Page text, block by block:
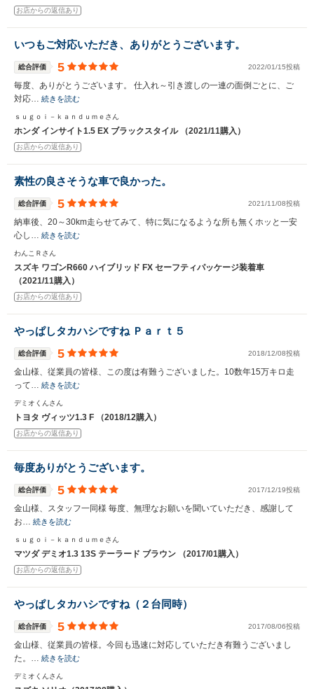
お店からの返信あり
いつもご対応いただき、ありがとうございます。
総合評価 5 2022/01/15投稿
毎度、ありがとうございます。 仕入れ～引き渡しの一連の面倒ごとに、ご
対応… 続きを読む
ｓｕｇｏｉ－ｋａｎｄｕｍｅさん
ホンダ インサイト1.5 EX ブラックスタイル （2021/11購入）
お店からの返信あり
素性の良さそうな車で良かった。
総合評価 5 2021/11/08投稿
納車後、20～30km走らせてみて、特に気になるような所も無くホッと一安
心し… 続きを読む
わんこＲさん
スズキ ワゴンR660 ハイブリッド FX セーフティパッケージ装着車
（2021/11購入）
お店からの返信あり
やっぱしタカハシですね Ｐａｒｔ５
総合評価 5 2018/12/08投稿
金山様、従業員の皆様、この度は有難うございました。10数年15万キロ走
って… 続きを読む
デミオくんさん
トヨタ ヴィッツ1.3 F （2018/12購入）
お店からの返信あり
毎度ありがとうございます。
総合評価 5 2017/12/19投稿
金山様、スタッフ一同様 毎度、無理なお願いを聞いていただき、感謝して
お… 続きを読む
ｓｕｇｏｉ－ｋａｎｄｕｍｅさん
マツダ デミオ1.3 13S テーラード ブラウン （2017/01購入）
お店からの返信あり
やっぱしタカハシですね（２台同時）
総合評価 5 2017/08/06投稿
金山様、従業員の皆様。今回も迅速に対応していただき有難うございまし
た。… 続きを読む
デミオくんさん
入力途中の情報を保存しますか？
※次回問い合わせをする際に自動入力されます
いいえ はい